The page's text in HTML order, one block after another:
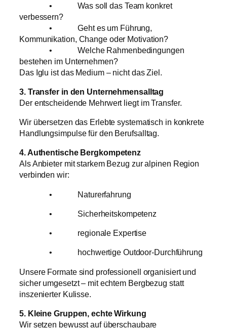
• Was soll das Team konkret
verbessern?
• Geht es um Führung,
Kommunikation, Change oder Motivation?
• Welche Rahmenbedingungen
bestehen im Unternehmen?
Das Iglu ist das Medium – nicht das Ziel.
3. Transfer in den Unternehmensalltag
Der entscheidende Mehrwert liegt im Transfer.
Wir übersetzen das Erlebte systematisch in konkrete
Handlungsimpulse für den Berufsalltag.
4. Authentische Bergkompetenz
Als Anbieter mit starkem Bezug zur alpinen Region
verbinden wir:
• Naturerfahrung
• Sicherheitskompetenz
• regionale Expertise
• hochwertige Outdoor-Durchführung
Unsere Formate sind professionell organisiert und
sicher umgesetzt – mit echtem Bergbezug statt
inszenierter Kulisse.
5. Kleine Gruppen, echte Wirkung
Wir setzen bewusst auf überschaubare